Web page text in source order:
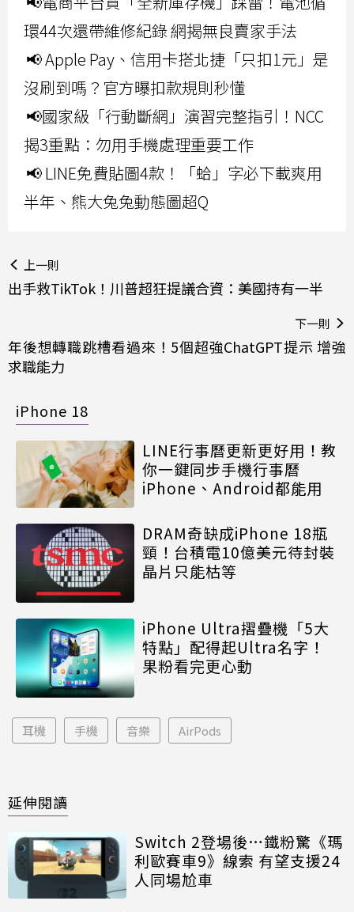
環44次還帶維修紀錄 網揭無良賣家手法
📢 Apple Pay、信用卡搭北捷「只扣1元」是
沒刷到嗎？官方曝扣款規則秒懂
📢國家級「行動斷網」演習完整指引！NCC
揭3重點：勿用手機處理重要工作
📢 LINE免費貼圖4款！「蛤」字必下載爽用
半年、熊大兔兔動態圖超Q
上一則
出手救TikTok！川普超狂提議合資：美國持有一半
下一則
年後想轉職跳槽看過來！5個超強ChatGPT提示 增強
求職能力
iPhone 18
LINE行事曆更新更好用！教
你一鍵同步手機行事曆
iPhone、Android都能用
DRAM奇缺成iPhone 18瓶
頸！台積電10億美元待封裝
晶片只能枯等
iPhone Ultra摺疊機「5大
特點」配得起Ultra名字！
果粉看完更心動
耳機 手機 音樂 AirPods
延伸閱讀
Switch 2登場後…鐵粉驚《瑪
利歐賽車9》線索 有望支援24
人同場尬車